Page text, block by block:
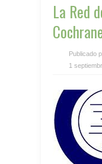
La Red
Publicado
1